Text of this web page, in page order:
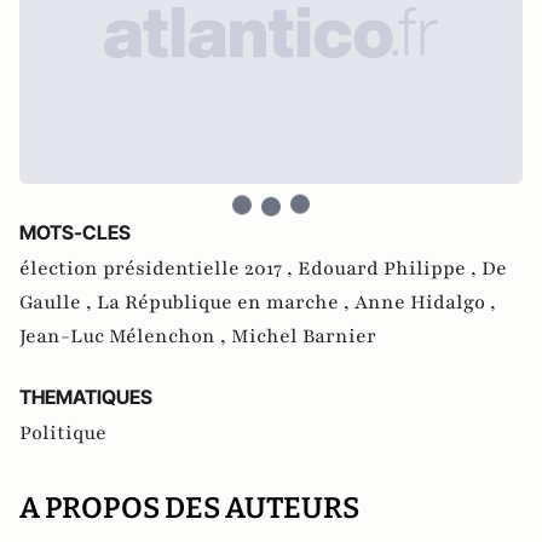
MOTS-CLES
élection présidentielle 2017 , Edouard Philippe , De
Gaulle , La République en marche , Anne Hidalgo ,
Jean-Luc Mélenchon , Michel Barnier
THEMATIQUES
Politique
A PROPOS DES AUTEURS